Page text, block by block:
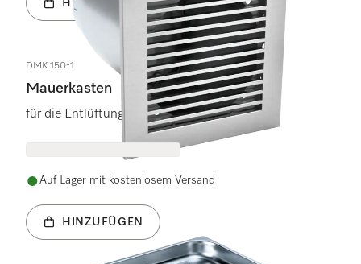
HINZUFÜGEN
DMK 150-1
Mauerkasten
für die Entlüftung einsetzbar.
Auf Lager mit kostenlosem Versand
HINZUFÜGEN